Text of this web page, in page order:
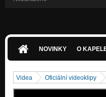
NOVINKY O
Videa Oficiální videoklipy